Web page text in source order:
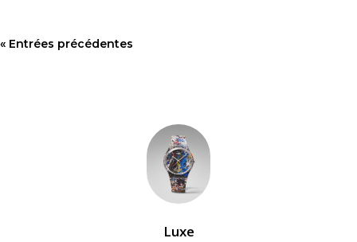
« Entrées précédentes
Luxe